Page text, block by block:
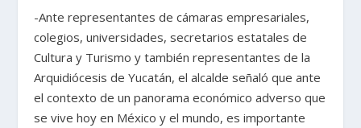
-Ante representantes de cámaras empresariales,
colegios, universidades, secretarios estatales de
Cultura y Turismo y también representantes de la
Arquidiócesis de Yucatán, el alcalde señaló que ante
el contexto de un panorama económico adverso que
se vive hoy en México y el mundo, es importante